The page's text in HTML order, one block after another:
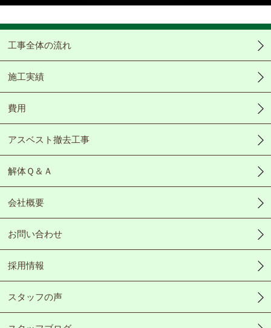
Video
工事全体の流れ
施工実績
費用
アスベスト撤去工事
解体Ｑ＆Ａ
会社概要
お問い合わせ
採用情報
スタッフの声